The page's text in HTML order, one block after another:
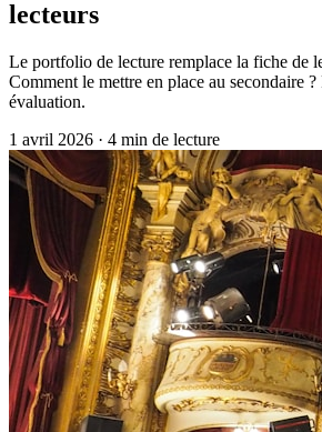
lecteurs
Le portfolio de lecture remplace la fiche de
Comment le mettre en place au secondaire
évaluation.
1 avril 2026 · 4 min de lecture